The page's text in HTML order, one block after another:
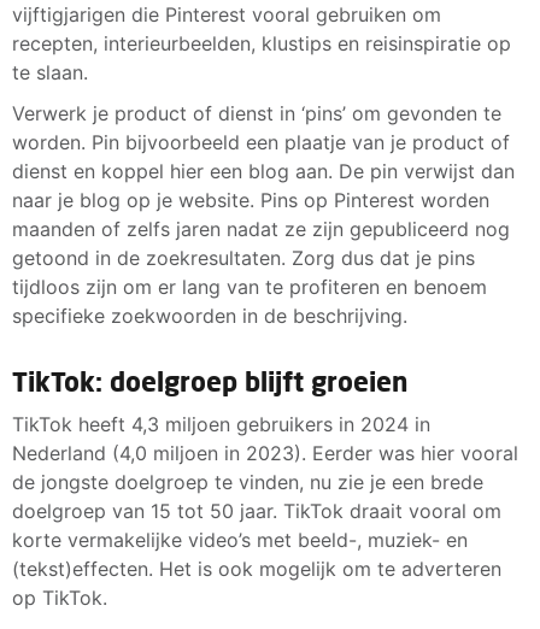
vijftigjarigen die Pinterest vooral gebruiken om
recepten, interieurbeelden, klustips en reisinspiratie op
te slaan.
Verwerk je product of dienst in ‘pins’ om gevonden te
worden. Pin bijvoorbeeld een plaatje van je product of
dienst en koppel hier een blog aan. De pin verwijst dan
naar je blog op je website. Pins op Pinterest worden
maanden of zelfs jaren nadat ze zijn gepubliceerd nog
getoond in de zoekresultaten. Zorg dus dat je pins
tijdloos zijn om er lang van te profiteren en benoem
specifieke zoekwoorden in de beschrijving.
TikTok: doelgroep blijft groeien
TikTok heeft 4,3 miljoen gebruikers in 2024 in
Nederland (4,0 miljoen in 2023). Eerder was hier vooral
de jongste doelgroep te vinden, nu zie je een brede
doelgroep van 15 tot 50 jaar. TikTok draait vooral om
korte vermakelijke video’s met beeld-, muziek- en
(tekst)effecten. Het is ook mogelijk om te adverteren
op TikTok.